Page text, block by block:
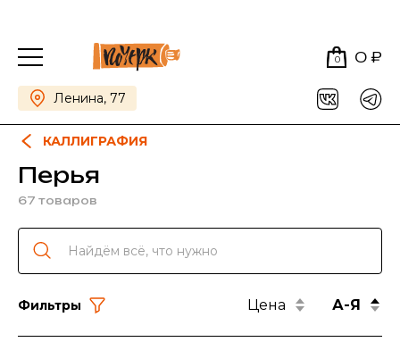
0 0 ₽
Ленина, 77
КАЛЛИГРАФИЯ
Перья
67 товаров
Фильтры Цена А-Я